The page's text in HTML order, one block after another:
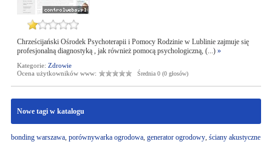
Chrześcijański Ośrodek Psychoterapii i Pomocy Rodzinie w Lublinie zajmuje się
profesjonalną diagnostyką , jak również pomocą psychologiczną, (...) »
Kategorie: Zdrowie
Ocena użytkowników www:
Średnia 0 (0 głosów)
Nowe tagi w katalogu
bonding warszawa, porównywarka ogrodowa, generator ogrodowy, ściany akustyczne